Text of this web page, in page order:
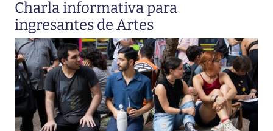
Charla informativa para
ingresantes de Artes